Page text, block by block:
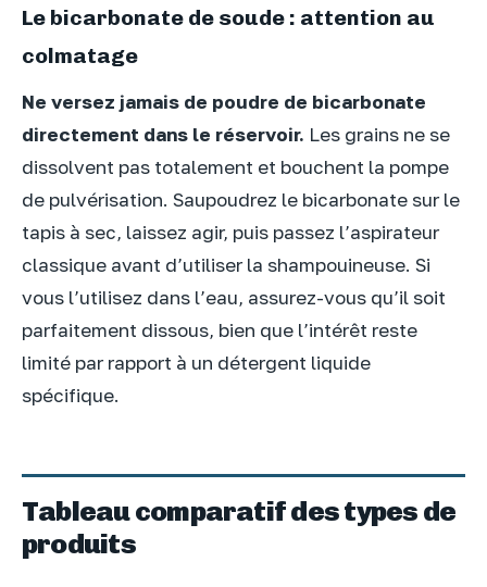
Le bicarbonate de soude : attention au
colmatage
Ne versez jamais de poudre de bicarbonate
directement dans le réservoir. Les grains ne se
dissolvent pas totalement et bouchent la pompe
de pulvérisation. Saupoudrez le bicarbonate sur le
tapis à sec, laissez agir, puis passez l’aspirateur
classique avant d’utiliser la shampouineuse. Si
vous l’utilisez dans l’eau, assurez-vous qu’il soit
parfaitement dissous, bien que l’intérêt reste
limité par rapport à un détergent liquide
spécifique.
Tableau comparatif des types de
produits